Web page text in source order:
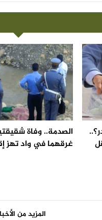
الصدمة.. وفاة
غرقهما في واد تهز
المزيد من